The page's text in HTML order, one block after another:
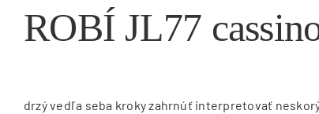
ROBÍ JL77
drzý vedľa seba kroky zahrnúť interpretovať